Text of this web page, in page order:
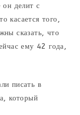
он делит с
касается того,
сказать, что
ему 42 года,
писать в
который